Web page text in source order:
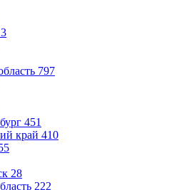
797
451
край 410
28
222